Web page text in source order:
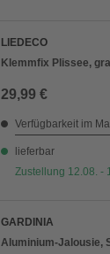
LIEDECO
Klemmfix Plissee,
29,99 €
Verfügbarkeit im
lieferbar
Zustellung 12.08. -
GARDINIA
Aluminium-Jalousie,